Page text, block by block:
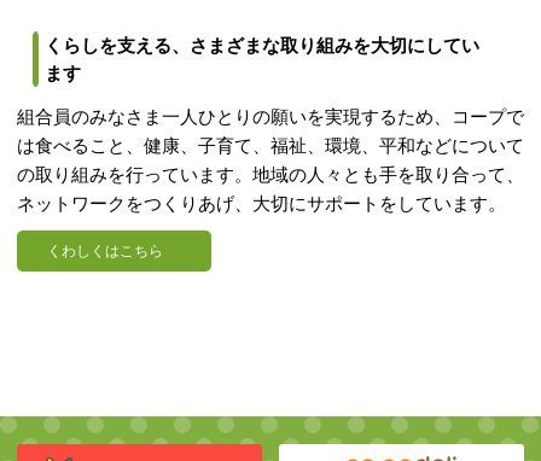
くらしを支える、さまざまな取り組みを大切にしてい
ます
組合員のみなさま一人ひとりの願いを実現するため、コープで
は食べること、健康、子育て、福祉、環境、平和などについて
の取り組みを行っています。地域の人々とも手を取り合って、
ネットワークをつくりあげ、大切にサポートをしています。
くわしくはこちら